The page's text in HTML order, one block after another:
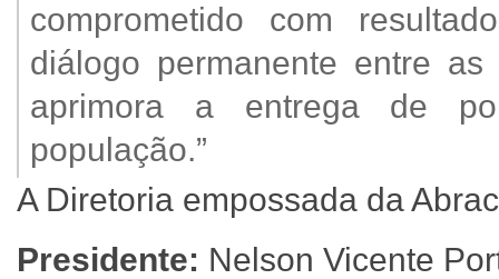
comprometido com
diálogo permanente entre
aprimora a entrega de
população.”
A Diretoria empossada da
Presidente: Nelson Vicente